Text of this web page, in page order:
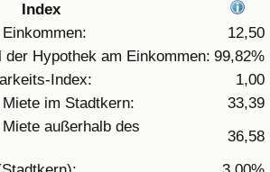
Index
12,50
der Hypothek am Einkommen: 99,82%
Index:
1,00
im Stadtkern:
33,39
außerhalb des
36,58
Index (aktuell)
Index nach Land